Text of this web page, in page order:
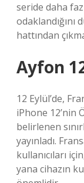
seride daha
hattından
Ayfon
12 Eylül’de,
iPhone 12’nin
belirlenen
yayınladı.
kullanıcıları
yana cihazın